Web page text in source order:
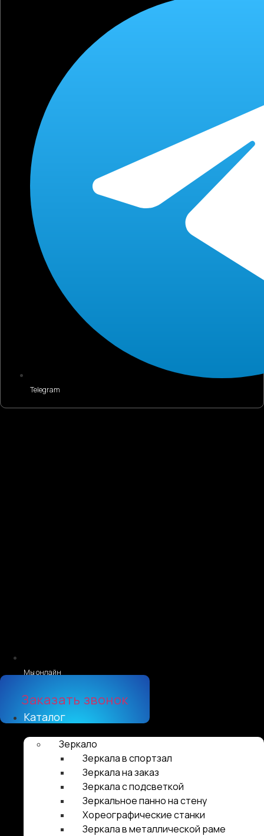
Telegram
Мы онлайн
Заказать звонок
Каталог
Зеркало
Зеркала в спортзал
Зеркала на заказ
Зеркала с подсветкой
Зеркальное панно на стену
Хореографические станки
Зеркала в металлической раме